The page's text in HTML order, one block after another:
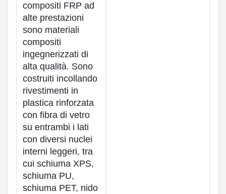
compositi FRP ad
alte prestazioni
sono materiali
compositi
ingegnerizzati di
alta qualità. Sono
costruiti incollando
rivestimenti in
plastica rinforzata
con fibra di vetro
su entrambi i lati
con diversi nuclei
interni leggeri, tra
cui schiuma XPS,
schiuma PU,
schiuma PET, nido